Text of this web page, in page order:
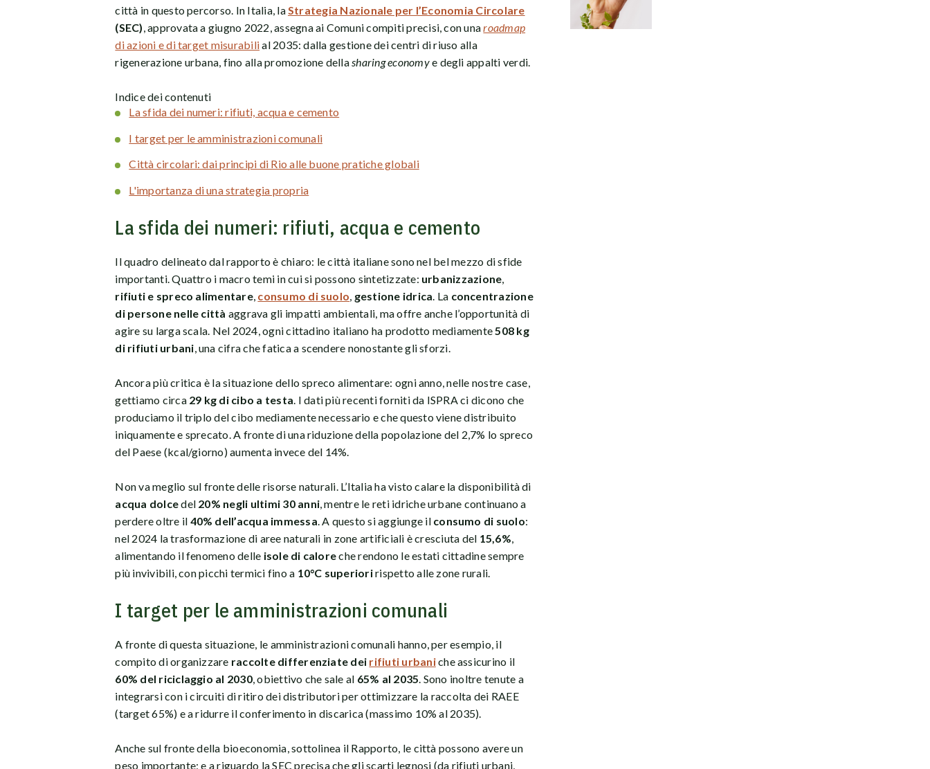
città in questo percorso. In Italia, la Strategia Nazionale per l’Economia Circolare
(SEC) , approvata a giugno 2022, assegna ai Comuni compiti precisi, con unaroadmap
di azioni e di target misurabilial 2035: dalla gestione dei centri di riuso alla
rigenerazione urbana, fino alla promozione della sharing economye degli appalti verdi.
Indice dei contenuti
La sfida dei numeri: rifiuti, acqua e cemento
I target per le amministrazioni comunali
Città circolari: dai principi di Rio alle buone pratiche globali
L'importanza di una strategia propria
La sfida dei numeri: rifiuti, acqua e cemento
Il quadro delineato dal rapporto è chiaro: le città italiane sono nel bel mezzo di sfide
importanti. Quattro i macro temi in cui si possono sintetizzate: urbanizzazione
rifiuti e spreco alimentare, consumo di suolo gestione idrica . La concentrazione
di persone nelle città aggrava gli impatti ambientali, ma offre anche l’opportunità di
agire su larga scala. Nel 2024, ogni cittadino italiano ha prodotto mediamente 508 kg
di rifiuti urbani , una cifra che fatica a scendere nonostante gli sforzi.
Ancora più critica è la situazione dello spreco alimentare: ogni anno, nelle nostre case,
gettiamo circa 29 kg di cibo a testa . I dati più recenti forniti da ISPRA ci dicono che
produciamo il triplo del cibo mediamente necessario e che questo viene distribuito
iniquamente e sprecato. A fronte di una riduzione della popolazione del 2,7% lo spreco
del Paese (kcal/giorno) aumenta invece del 14%.
Non va meglio sul fronte delle risorse naturali. L’Italia ha visto calare la disponibilità di
acqua dolcedel 20% negli ultimi 30 anni , mentre le reti idriche urbane continuano a
perdere oltre il 40% dell’acqua immessa . A questo si aggiunge il consumo di suolo:
nel 2024 la trasformazione di aree naturali in zone artificiali è cresciuta del 15,6%
alimentando il fenomeno delle isole di caloreche rendono le estati cittadine sempre
più invivibili, con picchi termici fino a 10°C superioririspetto alle zone rurali.
I target per le amministrazioni comunali
A fronte di questa situazione, le amministrazioni comunali hanno, per esempio, il
compito di organizzare raccolte differenziate dei rifiuti urbaniche assicurino il
60% del riciclaggio al 2030, obiettivo che sale al 65% al 2035 . Sono inoltre tenute a
integrarsi con i circuiti di ritiro dei distributori per ottimizzare la raccolta dei RAEE
(target 65%) e a ridurre il conferimento in discarica (massimo 10% al 2035).
Anche sul fronte della bioeconomia, sottolinea il Rapporto, le città possono avere un
peso importante; e a riguardo la SEC precisa che gli scarti legnosi (da rifiuti urbani,